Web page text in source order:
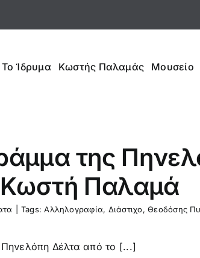
Το Ίδρυμα Κωστής Παλαμάς Μουσείο
της
Κωστή Παλαμά
Tags:Αλληλογραφία, Διάστιχο,Θεοδόσης
Πηνελόπη Δέλτα από το [...]